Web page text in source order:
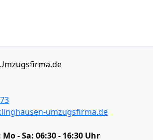
umzugsfirma.de
Mo - Sa: 06:30 - 16:30 Uhr